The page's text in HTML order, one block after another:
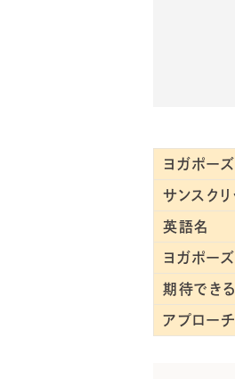
ヨガポー
サンスクリ
英語名
ヨガポー
期待でき
アプロー